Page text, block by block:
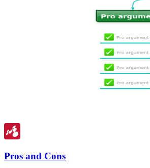
Pros and Cons